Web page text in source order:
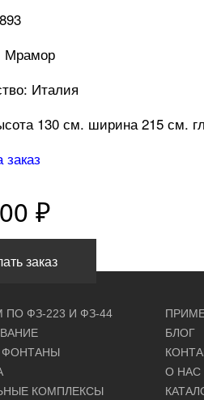
Мрамор
Италия
130 см. ширина 215 см.
заказ
₽
заказ
ПО ФЗ-223 И ФЗ-44
ФОНТАНЫ
КОМПЛЕКСЫ
БЛОГ
О НАС